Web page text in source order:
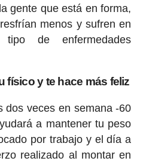
gente que está en forma,
menos y sufren en
de enfermedades
físico y te hace más feliz
dos veces en semana -60
a mantener tu peso
por trabajo y el día a
realizado al montar en